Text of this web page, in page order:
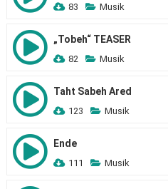
83 Musik
„Tobeh“ TEASER
82 Musik
Taht Sabeh Ared
123 Musik
Ende
111 Musik